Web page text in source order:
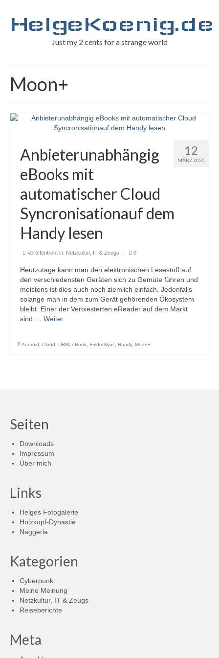
HelgeKoenig.de
Just my 2 cents for a strange world
Moon+
12
MÄRZ 2020
Anbieterunabhängig
eBooks mit
automatischer Cloud
Syncronisationauf dem
Handy lesen
Veröffentlicht in: Netzkultur, IT & Zeugs | 0
Heutzutage kann man den elektronischen Lesestoff auf
den verschiedensten Geräten sich zu Gemüte führen und
meistens ist dies auch noch ziemlich einfach. Jedenfalls
solange man in dem zum Gerät gehörenden Ökosystem
bleibt. Einer der Verbiesterten eReader auf dem Markt
sind … Weiter
Android Cloud DRM eBook FolderSync Handy, Moon+
Seiten
Downloads
Impressum
Über mich
Links
Helges Fotogalerie
Holzkopf-Dynastie
Naggeria
Kategorien
Cyberpunk
Meine Meinung
Netzkultur, IT & Zeugs
Reiseberichte
Meta